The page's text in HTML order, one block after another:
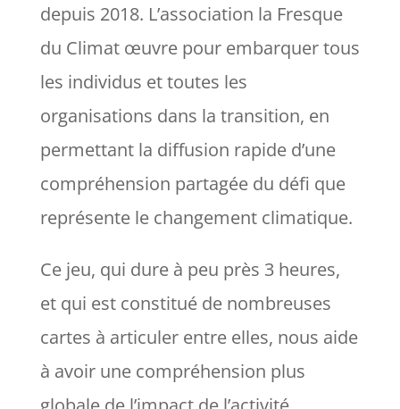
depuis 2018. L’association la Fresque
du Climat œuvre pour embarquer tous
les individus et toutes les
organisations dans la transition, en
permettant la diffusion rapide d’une
compréhension partagée du défi que
représente le changement climatique.
Ce jeu, qui dure à peu près 3 heures,
et qui est constitué de nombreuses
cartes à articuler entre elles, nous aide
à avoir une compréhension plus